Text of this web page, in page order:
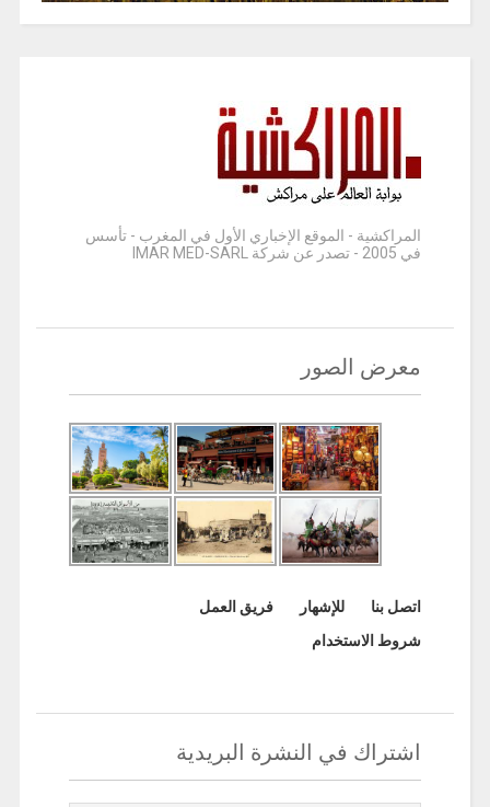
المراكشية - الموقع الإخباري الأول في المغرب - تأسس
في 2005 - تصدر عن شركة IMAR MED-SARL
معرض الصور
اتصل بنا للإشهار
فريق العمل
شروط الاستخدام
اشتراك في النشرة البريدية